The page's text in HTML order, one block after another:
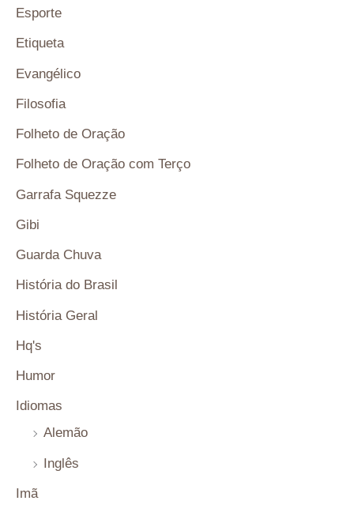
Esporte
Etiqueta
Evangélico
Filosofia
Folheto de Oração
Folheto de Oração com Terço
Garrafa Squezze
Gibi
Guarda Chuva
História do Brasil
História Geral
Hq's
Humor
Idiomas
Alemão
Inglês
Imã